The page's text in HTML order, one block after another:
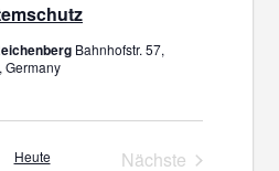
Bahnhofstr. 57,
Germany
Heute
Nächste